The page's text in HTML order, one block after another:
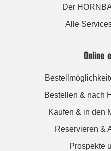
Der
Alle
Online
Bestellen & nach
Kaufen & in den
Reservieren &
Prospekte